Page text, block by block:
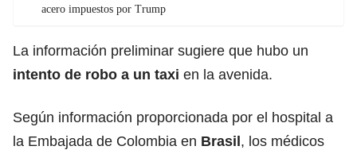
acero impuestos por Trump
La información preliminar sugiere que hubo un
intento de robo a un taxi en la avenida.
Según información proporcionada por el hospital a
la Embajada de Colombia en Brasil, los médicos